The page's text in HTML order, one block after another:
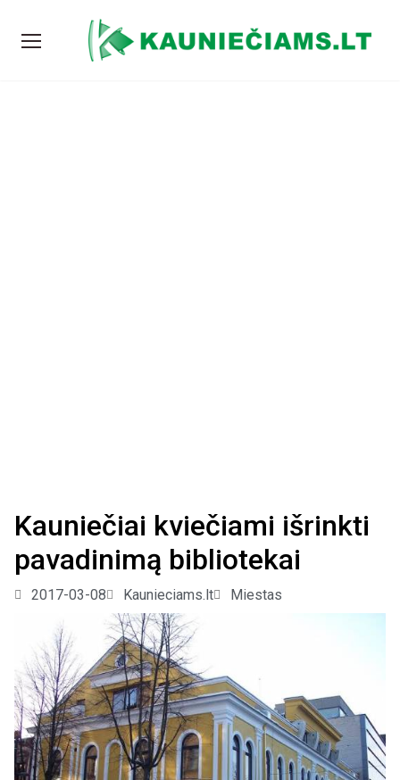
Kauniečiai kviečiami išrinkti
pavadinimą bibliotekai
2017-03-08 Kaunieciams.lt Miestas